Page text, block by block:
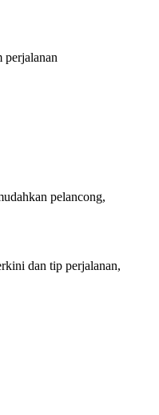
perjalanan
pelancong,
dan tip perjalanan,